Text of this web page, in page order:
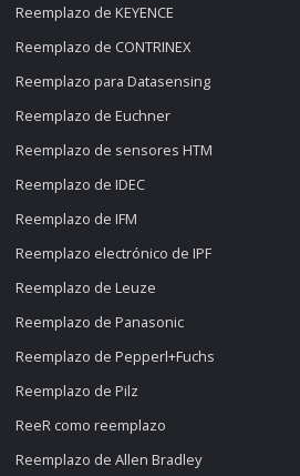
Reemplazo de KEYENCE
Reemplazo de CONTRINEX
Reemplazo para Datasensing
Reemplazo de Euchner
Reemplazo de sensores HTM
Reemplazo de IDEC
Reemplazo de IFM
Reemplazo electrónico de IPF
Reemplazo de Leuze
Reemplazo de Panasonic
Reemplazo de Pepperl+Fuchs
Reemplazo de Pilz
ReeR como reemplazo
Reemplazo de Allen Bradley